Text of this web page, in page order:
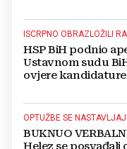
ISCRPNO OBRAZLOŽILI
HSP BiH podnio
Ustavnom sudu
ovjere kandidature
OPTUŽBE SE
BUKNUO
Helez se posvađali